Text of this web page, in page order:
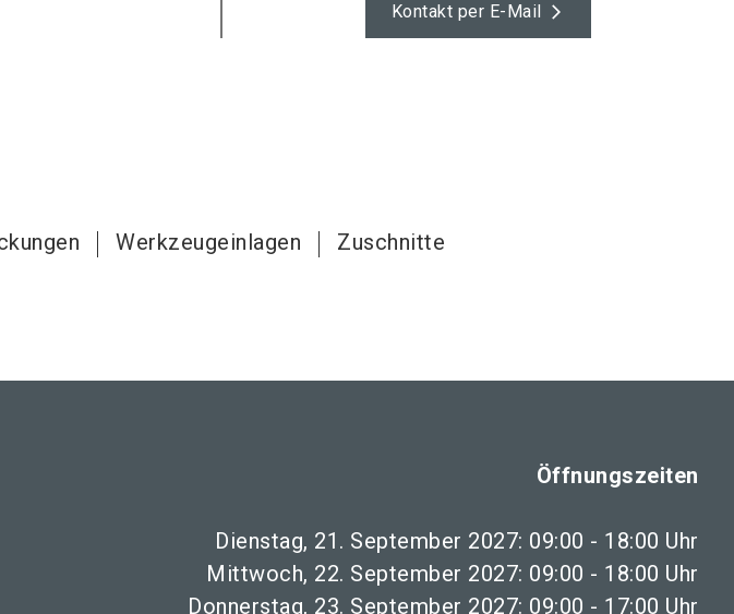
Kontakt per E-Mail
Werkzeugeinlagen Zuschnitte
Öffnungszeiten
Dienstag, 21. September 2027: 09:00 - 18:00 Uhr
Mittwoch, 22. September 2027: 09:00 - 18:00 Uhr
Donnerstag, 23. September 2027: 09:00 - 17:00 Uhr